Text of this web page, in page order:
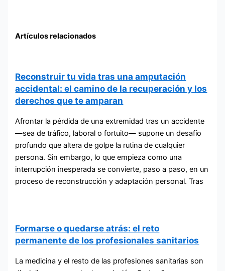
Artículos relacionados
Reconstruir tu vida tras una amputación
accidental: el camino de la recuperación y los
derechos que te amparan
Afrontar la pérdida de una extremidad tras un accidente
—sea de tráfico, laboral o fortuito— supone un desafío
profundo que altera de golpe la rutina de cualquier
persona. Sin embargo, lo que empieza como una
interrupción inesperada se convierte, paso a paso, en un
proceso de reconstrucción y adaptación personal. Tras
Formarse o quedarse atrás: el reto
permanente de los profesionales sanitarios
La medicina y el resto de las profesiones sanitarias son